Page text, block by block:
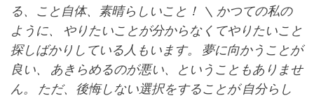
る、こと自体、素晴らしいこと！ ＼ かつての私の
ように、 やりたいことが分からなくてやりたいこと
探しばかりしている人もいます。 夢に向かうことが
良い、 あきらめるのが悪い、ということもありませ
ん。 ただ、後悔しない選択をすることが 自分らし